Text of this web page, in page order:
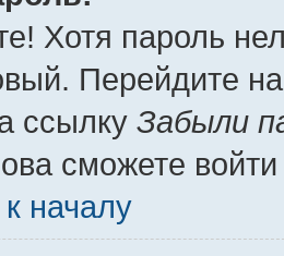
Хотя пароль
Перейдите
ссылку Забыли
сможете
началу